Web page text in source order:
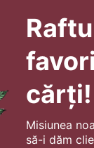
cărți!
Misiunea
să-i dăm